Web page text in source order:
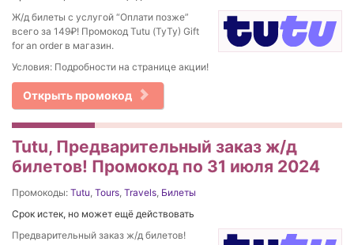
Ж/д билеты с услугой “Оплати позже”
всего за 149₽! Промокод Tutu (ТуТу) Gift
for an order в магазин.
Условия: Подробности на странице акции!
Открыть промокод
Tutu, Предварительный заказ ж/д
билетов! Промокод по 31 июля 2024
Промокоды: Tutu Tours Travels Билеты
Срок истек, но может ещё действовать
Предварительный заказ ж/д билетов!